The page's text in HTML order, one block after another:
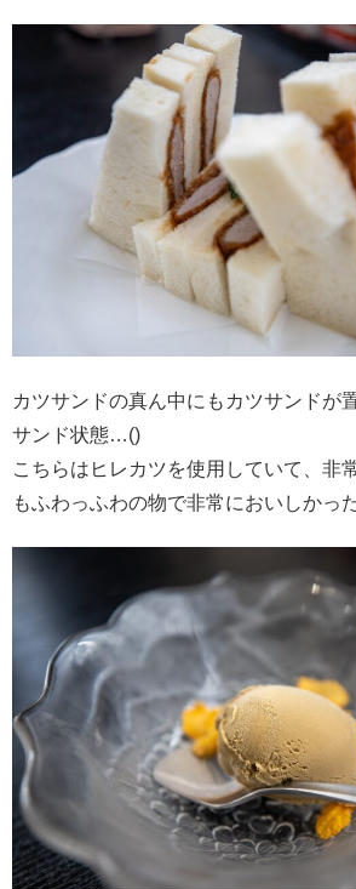
カツサンドの真ん中にもカツサンドが
サンド状態…()
こちらはヒレカツを使用していて、非
もふわっふわの物で非常においしかっ